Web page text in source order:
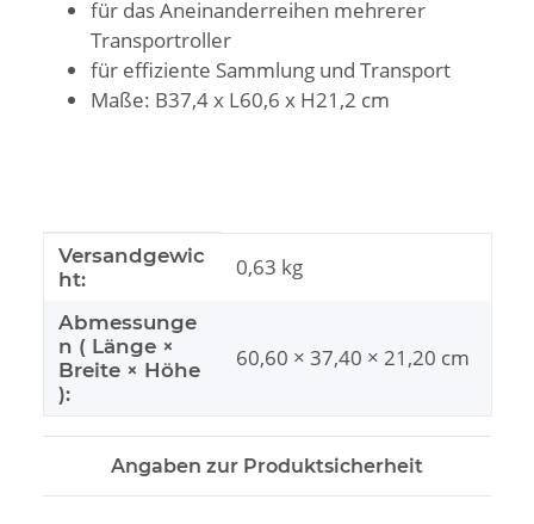
für das Aneinanderreihen mehrerer
Transportroller
für effiziente Sammlung und Transport
Maße: B37,4 x L60,6 x H21,2 cm
Produkteigenschaft
Wert
Versandgewic
ht:
0,63 kg
Abmessunge
n ( Länge ×
Breite × Höhe
):
60,60 × 37,40 × 21,20 cm
Angaben zur Produktsicherheit